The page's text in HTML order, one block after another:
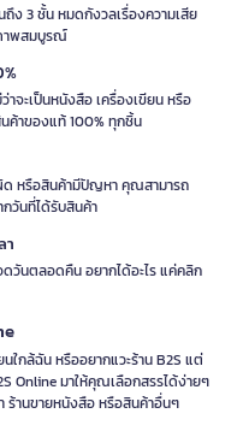
ง 3 ชั้น หมดกังวลเรื่องความเสีย
าพสมบูรณ์
จะเป็นหนังสือ เครื่องเขียน หรือ
ค้าของแท้ 100% ทุกชิ้น
ด หรือสินค้ามีปัญหา คุณสามารถ
วันที่ได้รับสินค้า
า
วันตลอดคืน อยากได้อะไร แค่คลิก
ใกล้ฉัน หรืออยากแวะร้าน B2S แต่
Online มาให้คุณเลือกสรรได้ง่ายๆ
านขายหนังสือ หรือสินค้าอื่นๆ